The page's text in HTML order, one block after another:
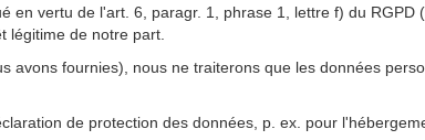
vertu de l'art. 6, paragr. 1, phrase 1, lettre f) du RGPD
légitime de notre part.
avons fournies), nous ne traiterons que les données
de protection des données, p. ex. pour